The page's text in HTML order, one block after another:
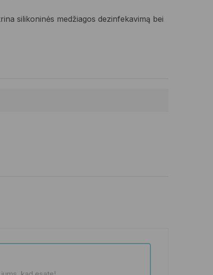
silikoninės medžiagos dezinfekavimą bei